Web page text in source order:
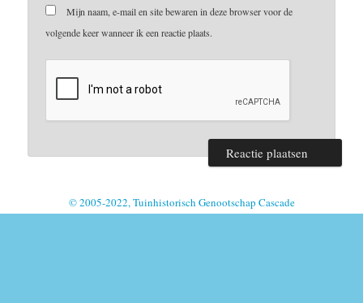
Mijn naam, e-mail en site bewaren in deze browser voor de
volgende keer wanneer ik een reactie plaats.
© 2005-2022, Tuinhistorisch Genootschap Cascade